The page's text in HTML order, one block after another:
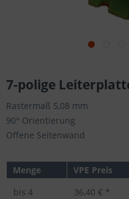
7-polige
Rastermaß 5,08 mm
90° Orientierung
Offene Seitenwand
Menge VPE Preis
bis 4 36,40 € *